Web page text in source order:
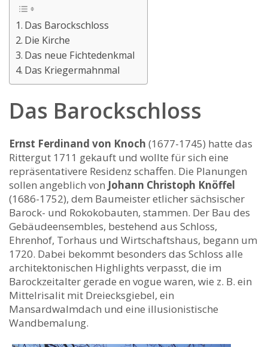
Das Barockschloss
Die Kirche
Das neue Fichtedenkmal
Das Kriegermahnmal
Das Barockschloss
Ernst Ferdinand von Knoch (1677-1745) hatte das
Rittergut 1711 gekauft und wollte für sich eine
repräsentativere Residenz schaffen. Die Planungen
sollen angeblich von Johann Christoph Knöffel
(1686-1752), dem Baumeister etlicher sächsischer
Barock- und Rokokobauten, stammen. Der Bau des
Gebäudeensembles, bestehend aus Schloss,
Ehrenhof, Torhaus und Wirtschaftshaus, begann um
1720. Dabei bekommt besonders das Schloss alle
architektonischen Highlights verpasst, die im
Barockzeitalter gerade en vogue waren, wie z. B. ein
Mittelrisalit mit Dreiecksgiebel, ein
Mansardwalmdach und eine illusionistische
Wandbemalung.